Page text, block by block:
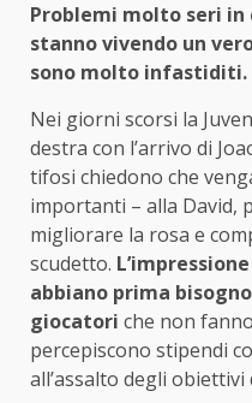
Problemi molto seri in
stanno vivendo un
sono molto infastiditi.
Nei giorni scorsi la
destra con l’arrivo di
tifosi chiedono che
importanti – alla David,
migliorare la rosa e
scudetto.
abbiano prima
giocatori che non
percepiscono stipendi
all’assalto degli obiettivi